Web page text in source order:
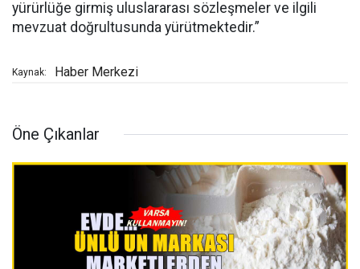
yürürlüğe girmiş uluslararası sözleşmeler ve ilgili
mevzuat doğrultusunda yürütmektedir.”
Kaynak: Haber Merkezi
Öne Çıkanlar